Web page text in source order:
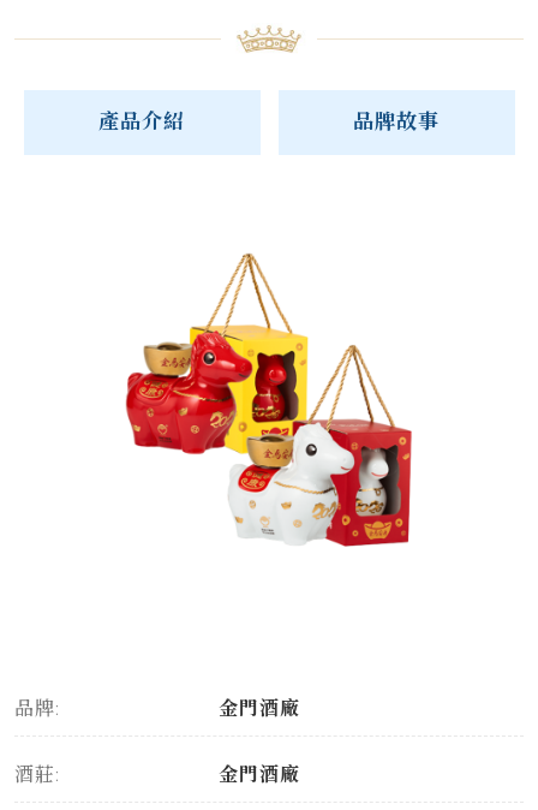
產品介紹 品牌故事
品牌: 金門酒廠
酒莊: 金門酒廠